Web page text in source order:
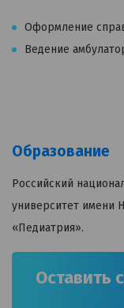
Оформление
Ведение
Образование
Российский
университет имени
«Педиатрия».
Оставить